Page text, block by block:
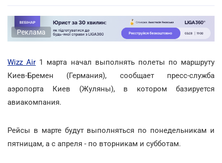
Реклама
Wizz Air 1 марта начал выполнять полеты по маршруту
Киев-Бремен (Германия), сообщает пресс-служба
аэропорта Киев (Жуляны), в котором базируется
авиакомпания.
Рейсы в марте будут выполняться по понедельникам и
пятницам, а с апреля - по вторникам и субботам.